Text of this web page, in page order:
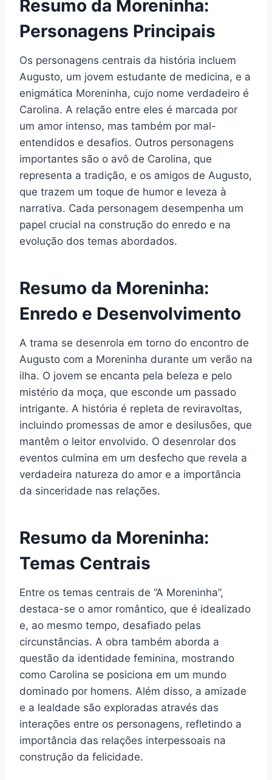
Resumo da Moreninha:
Personagens Principais
Os personagens centrais da história incluem
Augusto, um jovem estudante de medicina, e a
enigmática Moreninha, cujo nome verdadeiro é
Carolina. A relação entre eles é marcada por
um amor intenso, mas também por mal-
entendidos e desafios. Outros personagens
importantes são o avô de Carolina, que
representa a tradição, e os amigos de Augusto,
que trazem um toque de humor e leveza à
narrativa. Cada personagem desempenha um
papel crucial na construção do enredo e na
evolução dos temas abordados.
Resumo da Moreninha:
Enredo e Desenvolvimento
A trama se desenrola em torno do encontro de
Augusto com a Moreninha durante um verão na
ilha. O jovem se encanta pela beleza e pelo
mistério da moça, que esconde um passado
intrigante. A história é repleta de reviravoltas,
incluindo promessas de amor e desilusões, que
mantêm o leitor envolvido. O desenrolar dos
eventos culmina em um desfecho que revela a
verdadeira natureza do amor e a importância
da sinceridade nas relações.
Resumo da Moreninha:
Temas Centrais
Entre os temas centrais de “A Moreninha”,
destaca-se o amor romântico, que é idealizado
e, ao mesmo tempo, desafiado pelas
circunstâncias. A obra também aborda a
questão da identidade feminina, mostrando
como Carolina se posiciona em um mundo
dominado por homens. Além disso, a amizade
e a lealdade são exploradas através das
interações entre os personagens, refletindo a
importância das relações interpessoais na
construção da felicidade.